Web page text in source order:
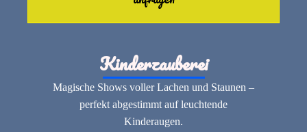
Kinderzauberei
Magische Shows voller Lachen und Staunen –
perfekt abgestimmt auf leuchtende
Kinderaugen.